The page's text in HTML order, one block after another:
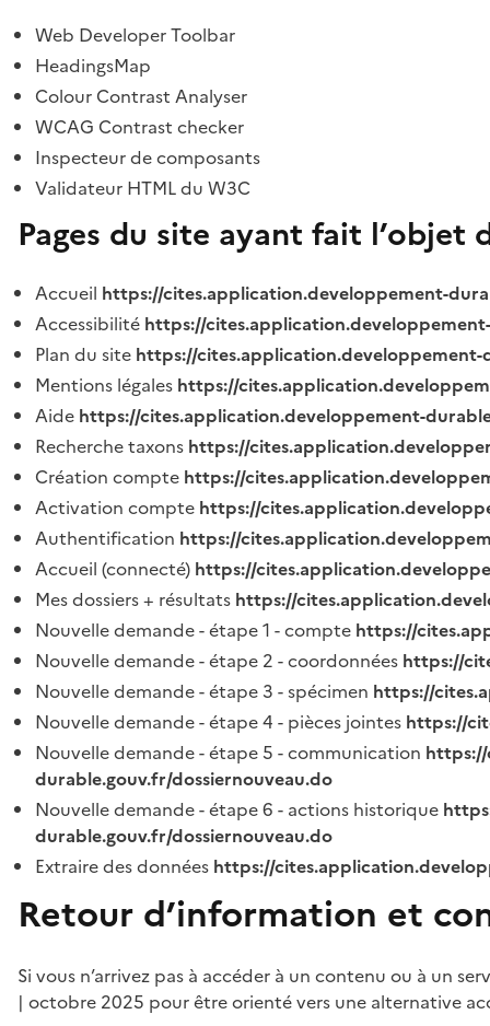
Web Developer Toolbar
HeadingsMap
Colour Contrast Analyser
WCAG Contrast checker
Inspecteur de composants
Validateur HTML du W3C
Pages du site ayant fait
Accueil https://cites.application.developpement-
Accessibilité https://
Plan du site https://
Mentions légales https://
Aide https://cites.application.developpement-
Recherche taxons https://
Création compte https://
Activation compte https://
Authentification https://
Accueil (connecté) https://
Mes dossiers + résultats https://
Nouvelle demande - étape 1 - compte https://
Nouvelle demande - étape 2 - coordonnées https://
Nouvelle demande - étape 3 - spécimen https://
Nouvelle demande - étape 4 - pièces jointes https://
Nouvelle demande - étape 5 - communication
durable.gouv.fr/dossiernouveau.do
Nouvelle demande - étape 6 - actions historique
durable.gouv.fr/dossiernouveau.do
Extraire des données https://
Retour d’information et
Si vous n’arrivez pas à accéder à un contenu ou à un
| octobre 2025 pour être orienté vers une alternative